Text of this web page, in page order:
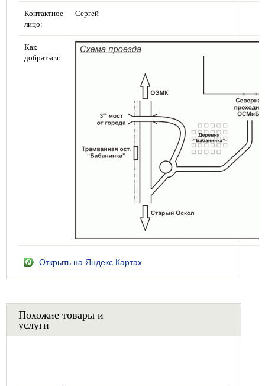
Контактное
лицо:
Сергей
Как
добраться:
Открыть на Яндекс.Картах
Похожие товары и
услуги